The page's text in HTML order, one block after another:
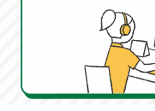
①iPad 第5世代以上（モデ
②iPad Air2 以上（モデル
③iPad Pro 第1世代以上